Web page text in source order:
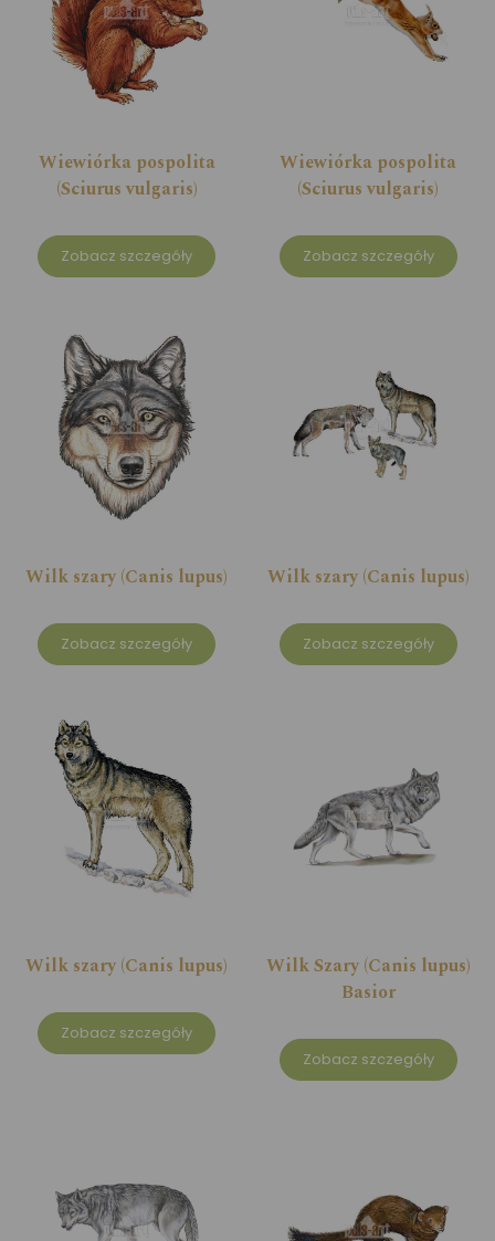
Wiewiórka pospolita
(Sciurus vulgaris)
Zobacz szczegóły
Wiewiórka pospolita
(Sciurus vulgaris)
Zobacz szczegóły
Wilk szary (Canis lupus)
Zobacz szczegóły
Wilk szary (Canis lupus)
Zobacz szczegóły
Wilk szary (Canis lupus)
Zobacz szczegóły
Wilk Szary (Canis lupus)
Basior
Zobacz szczegóły